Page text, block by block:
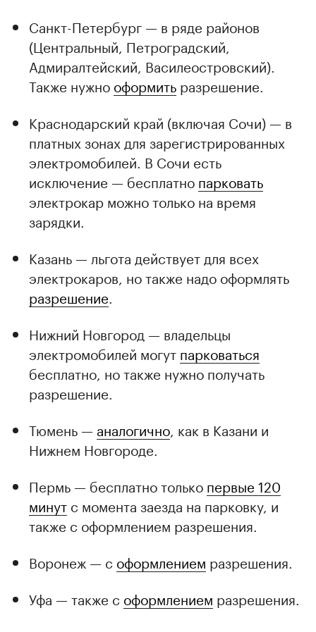
Санкт-Петербург — в ряде районов
(Центральный, Петроградский,
Адмиралтейский, Василеостровский).
Также нужно оформить разрешение.
Краснодарский край (включая Сочи) — в
платных зонах для зарегистрированных
электромобилей. В Сочи есть
исключение — бесплатно парковать
электрокар можно только на время
зарядки.
Казань — льгота действует для всех
электрокаров, но также надо оформлять
разрешение.
Нижний Новгород — владельцы
электромобилей могут парковаться
бесплатно, но также нужно получать
разрешение.
Тюмень — аналогично, как в Казани и
Нижнем Новгороде.
Пермь — бесплатно только первые 120
минут с момента заезда на парковку, и
также с оформлением разрешения.
Воронеж — с оформлением разрешения.
Уфа — также с оформлением разрешения.